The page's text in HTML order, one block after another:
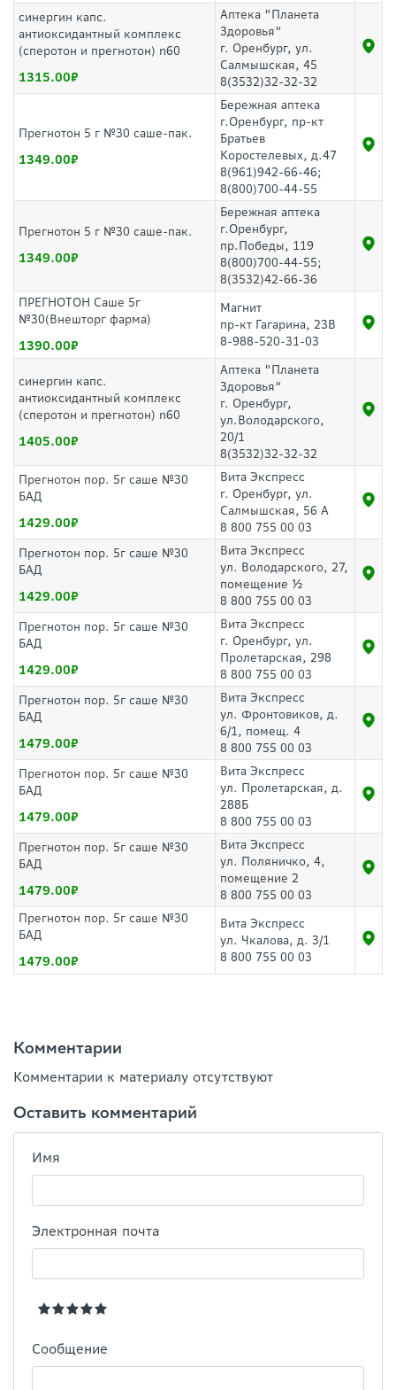
синергин капс.
антиоксидантный комплекс
(сперотон и прегнотон) n60
1315.00
Аптека "Планета
Здоровья"
г. Оренбург, ул.
Салмышская, 45
8(3532)32-32-32
Прегнотон 5 г №30 саше-пак.
1349.00
Бережная аптека
г.Оренбург, пр-кт
Братьев
Коростелевых, д.47
8(961)942-66-46;
8(800)700-44-55
Прегнотон 5 г №30 саше-пак.
1349.00
Бережная аптека
г.Оренбург,
пр.Победы, 119
8(800)700-44-55;
8(3532)42-66-36
ПРЕГНОТОН Саше 5г
№30(Внешторг фарма)
1390.00
Магнит
пр-кт Гагарина, 23В
8-988-520-31-03
синергин капс.
антиоксидантный комплекс
(сперотон и прегнотон) n60
1405.00
Аптека "Планета
Здоровья"
г. Оренбург,
ул.Володарского,
20/1
8(3532)32-32-32
Прегнотон пор. 5г саше №30
БАД
1429.00
Вита Экспресс
г. Оренбург, ул.
Салмышская, 56 А
8 800 755 00 03
Прегнотон пор. 5г саше №30
БАД
1429.00
Вита Экспресс
ул. Володарского, 27,
помещение ½
8 800 755 00 03
Прегнотон пор. 5г саше №30
БАД
1429.00
Вита Экспресс
г. Оренбург, ул.
Пролетарская, 298
8 800 755 00 03
Прегнотон пор. 5г саше №30
БАД
1479.00
Вита Экспресс
ул. Фронтовиков, д.
6/1, помещ. 4
8 800 755 00 03
Прегнотон пор. 5г саше №30
БАД
1479.00
Вита Экспресс
ул. Пролетарская, д.
288Б
8 800 755 00 03
Прегнотон пор. 5г саше №30
БАД
1479.00
Вита Экспресс
ул. Поляничко, 4,
помещение 2
8 800 755 00 03
Прегнотон пор. 5г саше №30
БАД
1479.00
Вита Экспресс
ул. Чкалова, д. 3/1
8 800 755 00 03
Комментарии
Комментарии к материалу отсутствуют
Оставить комментарий
Имя
Электронная почта
Сообщение